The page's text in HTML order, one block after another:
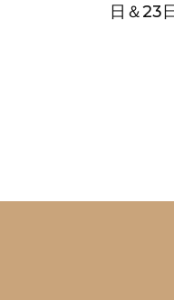
日＆23